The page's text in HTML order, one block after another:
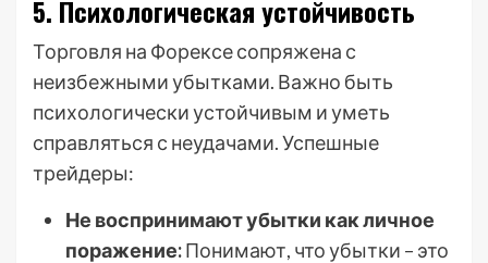
5. Психологическая устойчивость
Торговля на Форексе сопряжена с
неизбежными убытками. Важно быть
психологически устойчивым и уметь
справляться с неудачами. Успешные
трейдеры:
Не воспринимают убытки как личное
поражение:Понимают, что убытки – это